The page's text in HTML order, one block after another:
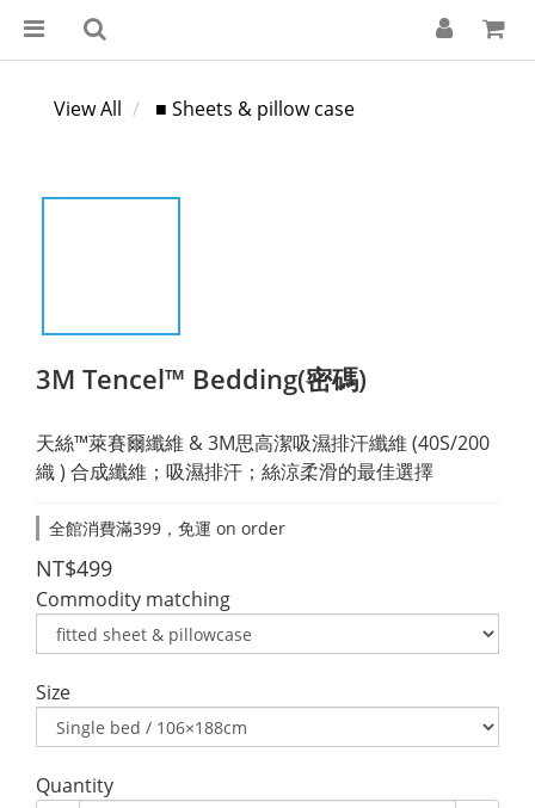
View All ■ Sheets & pillow case
3M Tencel™ Bedding(密碼)
天絲™萊賽爾纖維 & 3M思高潔吸濕排汗纖維 (40S/200
織 ) 合成纖維；吸濕排汗；絲涼柔滑的最佳選擇
全館消費滿399，免運 on order
NT$499
Commodity matching
Size
Quantity